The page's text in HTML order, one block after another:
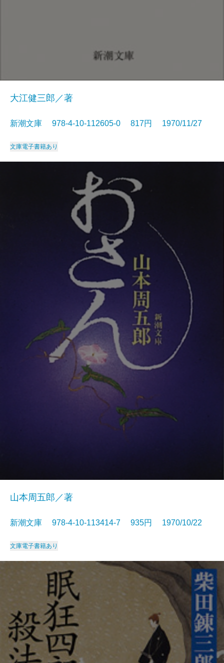
大江健三郎／著
新潮文庫 978-4-10-112605-0 817円 1970/11/27
文庫電子書籍あり
山本周五郎／著
新潮文庫 978-4-10-113414-7 935円 1970/10/22
文庫電子書籍あり